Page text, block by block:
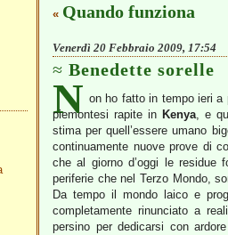
« Quando funziona
Venerdì 20 Febbraio 2009, 17:54
Benedette sorelle
N on ho fatto in tempo ieri a
piemontesi rapite in Kenya, e
stima per quell’essere umano
continuamente nuove prove di
che al giorno d’oggi le residue
periferie che nel Terzo Mondo,
Da tempo il mondo laico e
completamente rinunciato a
persino per dedicarsi con